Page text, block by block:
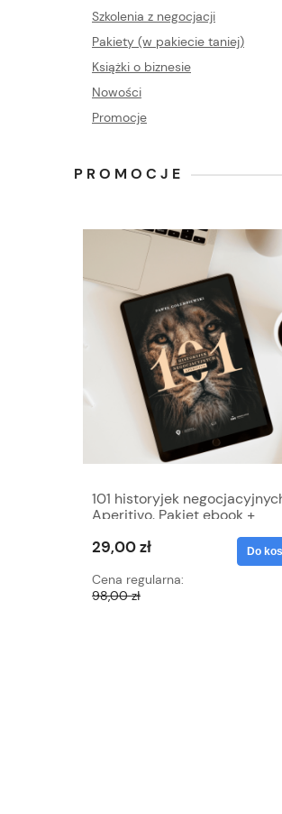
Szkolenia z negocjacji
Pakiety (w pakiecie taniej)
Książki o biznesie
Nowości
Promocje
PROMOCJE
101 historyjek
Aperitivo. Pakiet ebook +
29,00 zł
Cena regularna:
98,00 zł
Do